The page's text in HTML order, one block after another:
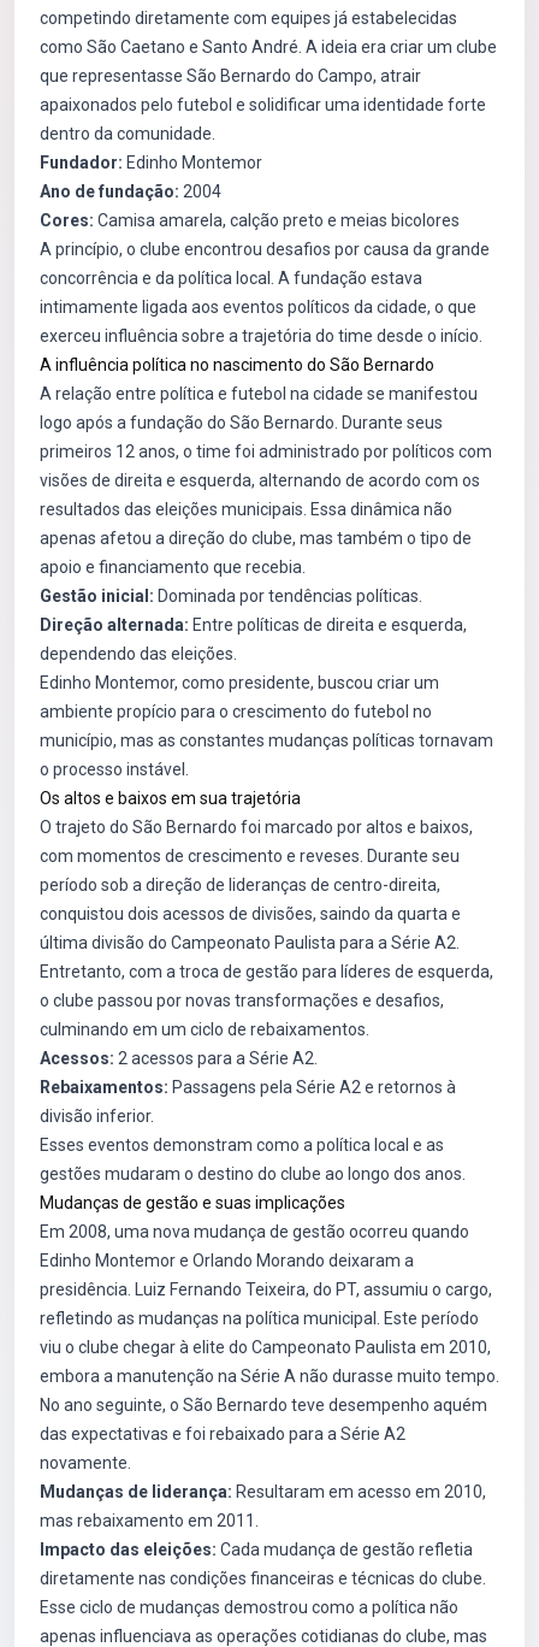
competindo diretamente com equipes já estabelecidas
como São Caetano e Santo André. A ideia era criar um clube
que representasse São Bernardo do Campo, atrair
apaixonados pelo futebol e solidificar uma identidade forte
dentro da comunidade.
Fundador: Edinho Montemor
Ano de fundação: 2004
Cores: Camisa amarela, calção preto e meias bicolores
A princípio, o clube encontrou desafios por causa da grande
concorrência e da política local. A fundação estava
intimamente ligada aos eventos políticos da cidade, o que
exerceu influência sobre a trajetória do time desde o início.
A influência política no nascimento do São Bernardo
A relação entre política e futebol na cidade se manifestou
logo após a fundação do São Bernardo. Durante seus
primeiros 12 anos, o time foi administrado por políticos com
visões de direita e esquerda, alternando de acordo com os
resultados das eleições municipais. Essa dinâmica não
apenas afetou a direção do clube, mas também o tipo de
apoio e financiamento que recebia.
Gestão inicial: Dominada por tendências políticas.
Direção alternada: Entre políticas de direita e esquerda,
dependendo das eleições.
Edinho Montemor, como presidente, buscou criar um
ambiente propício para o crescimento do futebol no
município, mas as constantes mudanças políticas tornavam
o processo instável.
Os altos e baixos em sua trajetória
O trajeto do São Bernardo foi marcado por altos e baixos,
com momentos de crescimento e reveses. Durante seu
período sob a direção de lideranças de centro-direita,
conquistou dois acessos de divisões, saindo da quarta e
última divisão do Campeonato Paulista para a Série A2.
Entretanto, com a troca de gestão para líderes de esquerda,
o clube passou por novas transformações e desafios,
culminando em um ciclo de rebaixamentos.
Acessos: 2 acessos para a Série A2.
Rebaixamentos: Passagens pela Série A2 e retornos à
divisão inferior.
Esses eventos demonstram como a política local e as
gestões mudaram o destino do clube ao longo dos anos.
Mudanças de gestão e suas implicações
Em 2008, uma nova mudança de gestão ocorreu quando
Edinho Montemor e Orlando Morando deixaram a
presidência. Luiz Fernando Teixeira, do PT, assumiu o cargo,
refletindo as mudanças na política municipal. Este período
viu o clube chegar à elite do Campeonato Paulista em 2010,
embora a manutenção na Série A não durasse muito tempo.
No ano seguinte, o São Bernardo teve desempenho aquém
das expectativas e foi rebaixado para a Série A2
novamente.
Mudanças de liderança: Resultaram em acesso em 2010,
mas rebaixamento em 2011.
Impacto das eleições: Cada mudança de gestão refletia
diretamente nas condições financeiras e técnicas do clube.
Esse ciclo de mudanças demostrou como a política não
apenas influenciava as operações cotidianas do clube, mas